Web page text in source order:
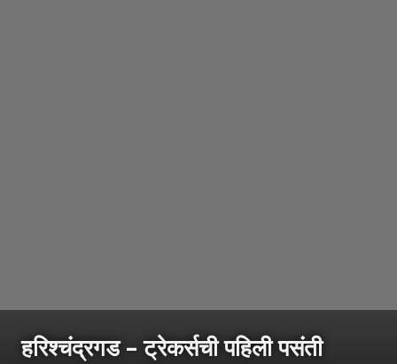
हरिश्चंद्रगड – ट्रेकर्सची पहिली पसंती